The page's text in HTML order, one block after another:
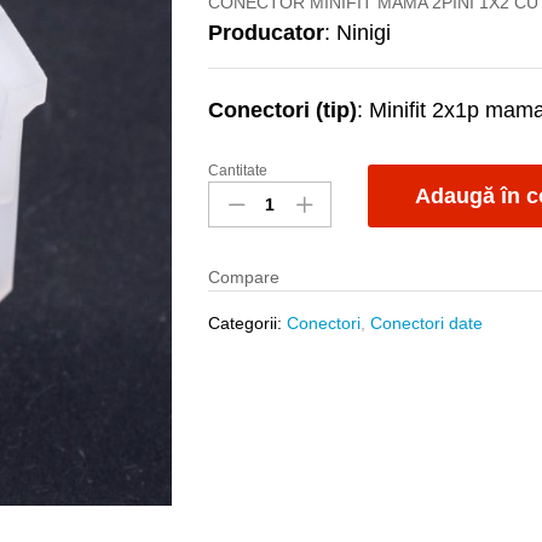
Producator: Ninigi
Conectori (tip): Minifit 2x1p
Mufa
N42W-
02
2p
cu
Cantitate
Adaugă în
Compare
Categorii:Conectori ,Conectori date